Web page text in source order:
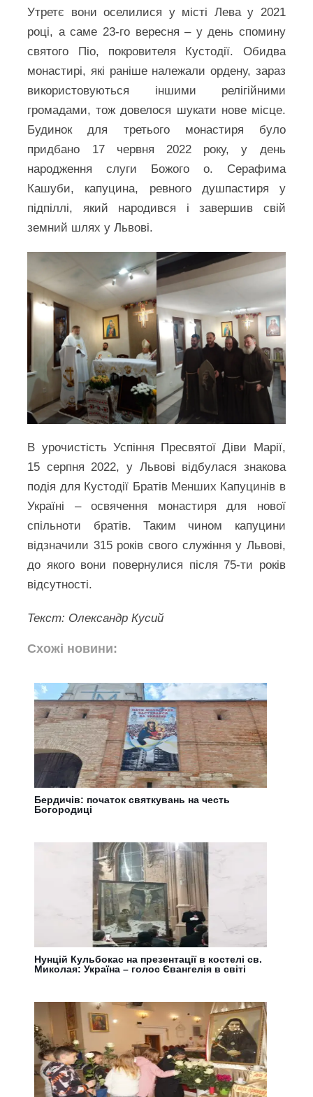
Утретє вони оселилися у місті Лева у 2021
році, а саме 23-го вересня – у день спомину
святого Піо, покровителя Кустодії. Обидва
монастирі, які раніше належали ордену, зараз
використовуються іншими релігійними
громадами, тож довелося шукати нове місце.
Будинок для третього монастиря було
придбано 17 червня 2022 року, у день
народження слуги Божого о. Серафима
Кашуби, капуцина, ревного душпастиря у
підпіллі, який народився і завершив свій
земний шлях у Львові.
В урочистість Успіння Пресвятої Діви Марії,
15 серпня 2022, у Львові відбулася знакова
подія для Кустодії Братів Менших Капуцинів в
Україні – освячення монастиря для нової
спільноти братів. Таким чином капуцини
відзначили 315 років свого служіння у Львові,
до якого вони повернулися після 75-ти років
відсутності.
Текст: Олександр Кусий
Схожі новини:
Бердичів: початок святкувань на честь
Богородиці
Нунцій Кульбокас на презентації в костелі св.
Миколая: Україна – голос Євангелія в світі